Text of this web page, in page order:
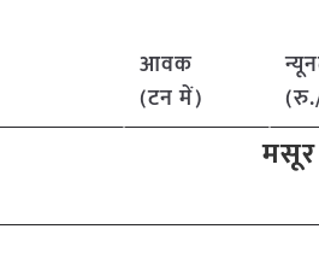
आवक
(टन में)
मसूर